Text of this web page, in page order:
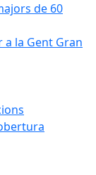
de 60
a la Gent Gran